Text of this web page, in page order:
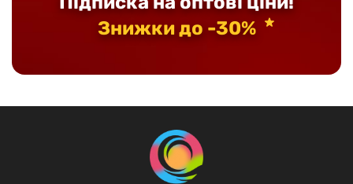
Знижки до -30%